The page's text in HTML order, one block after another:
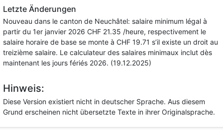
Letzte Änderungen
Nouveau dans le canton de Neuchâtel: salaire minimum légal à
partir du 1er janvier 2026 CHF 21.35 /heure, respectivement le
salaire horaire de base se monte à CHF 19.71 s’il existe un droit au
treizième salaire. Le calculateur des salaires minimaux inclut dès
maintenant les jours fériés 2026. (19.12.2025)
Hinweis:
Diese Version existiert nicht in deutscher Sprache. Aus diesem
Grund erscheinen nicht übersetzte Texte in ihrer Originalsprache.